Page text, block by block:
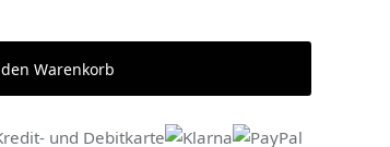
Warenkorb